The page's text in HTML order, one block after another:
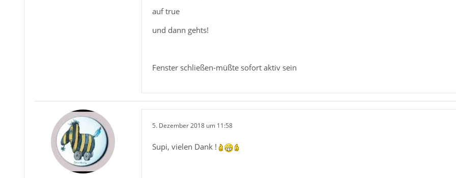
auf true
und dann gehts!
Fenster schließen-müßte sofort aktiv sein
5. Dezember 2018 um 11:58
Supi, vielen Dank !